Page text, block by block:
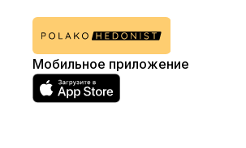
Мобильное приложение